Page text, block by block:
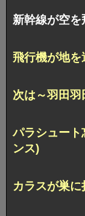
新幹線が空を
飛行機が地
次は～羽田
パラシュー
ンス)
カラスが巣